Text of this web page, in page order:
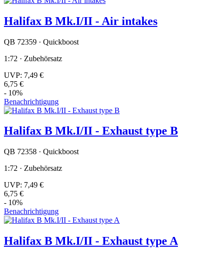
Halifax B Mk.I/II - Air intakes
QB 72359 · Quickboost
1:72 · Zubehörsatz
UVP: 7,49 €
6,75 €
- 10%
Benachrichtigung
Halifax B Mk.I/II - Exhaust type B
QB 72358 · Quickboost
1:72 · Zubehörsatz
UVP: 7,49 €
6,75 €
- 10%
Benachrichtigung
Halifax B Mk.I/II - Exhaust type A